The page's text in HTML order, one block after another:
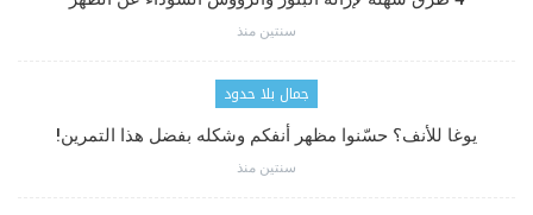
سنتين منذ
جمال بلا حدود
يوغا للأنف؟ حسّنوا مظهر أنفكم وشكله بفضل هذا التمرين!
سنتين منذ